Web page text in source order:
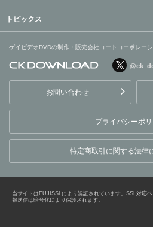
トピックス
ゲイビデオDVDの制作・販売会社コートコーポレー
ョンが運営する公式動画配
信サイト
お問い合わせ
プライバシーポ
特定商取引に関する法律
当サイトはFUJISSLにより認証されています。SSL対応
報送信は暗号化により保護されます。